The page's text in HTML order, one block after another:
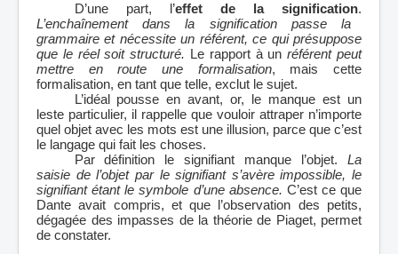
D’une part, l’effet de la signification.
L’enchaînement dans la signification passe la
grammaire et nécessite un référent, ce qui présuppose
que le réel soit structuré. Le rapport à unréférent peut
mettre en route une formalisation, mais cette
formalisation, en tant que telle, exclut le sujet.
L’idéal pousse en avant, or, le manque est un
leste particulier, il rappelle que vouloir attraper n’importe
quel objet avec les mots est une illusion, parce que c’est
le langage qui fait les choses.
Par définition le signifiant manque l’objet. La
saisie de l’objet par le signifiant s’avère impossible, le
signifiant étant le symbole d’une absence. C’est ce que
Dante avait compris, et que l’observation des petits,
dégagée des impasses de la théorie de Piaget, permet
de constater.